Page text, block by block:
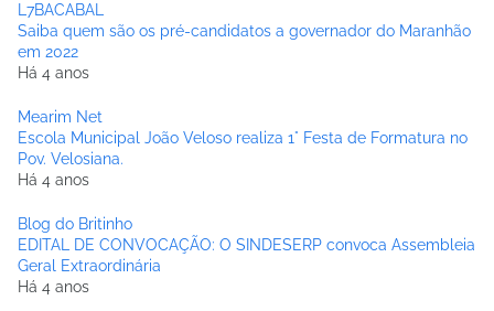
L7BACABAL
Saiba quem são os pré-candidatos a governador do Maranhão
em 2022
Há 4 anos
Mearim Net
Escola Municipal João Veloso realiza 1° Festa de Formatura no
Pov. Velosiana.
Há 4 anos
Blog do Britinho
EDITAL DE CONVOCAÇÃO: O SINDESERP convoca Assembleia
Geral Extraordinária
Há 4 anos